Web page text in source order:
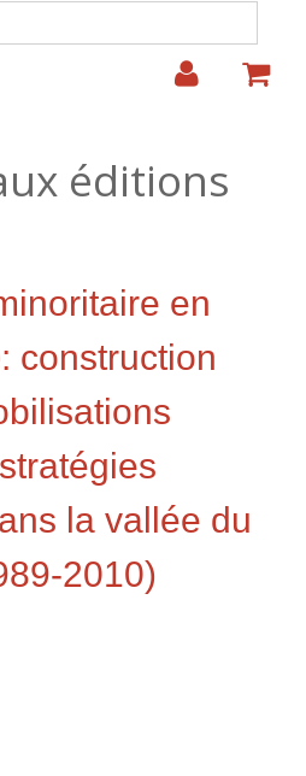
de recherche
éditions
en
construction
la vallée du
2010)